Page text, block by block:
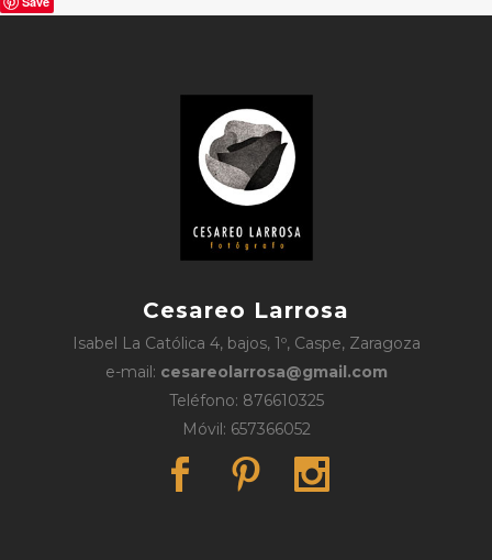
Cesareo Larrosa
Isabel La Católica 4, bajos, 1º, Caspe, Zaragoza
e-mail: cesareolarrosa@gmail.com
Teléfono: 876610325
Móvil: 657366052